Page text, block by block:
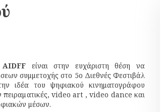
AIDFF είναι στην ευχάριστη θέση να
συμμετοχής στο 5ο Διεθνές Φεστιβάλ
ιδέα του ψηφιακού κινηματογράφου
πειραματικές, video art , video dance και
μέσων.